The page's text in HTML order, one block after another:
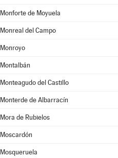
Monforte de Moyuela
Monreal del Campo
Monroyo
Montalbán
Monteagudo del Castillo
Monterde de Albarracín
Mora de Rubielos
Moscardón
Mosqueruela